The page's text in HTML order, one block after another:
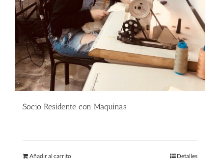
Socio Residente con Maquinas
Añadir al carrito Detalles